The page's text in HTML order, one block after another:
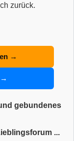
zurück.
→
→
gebundenes
...